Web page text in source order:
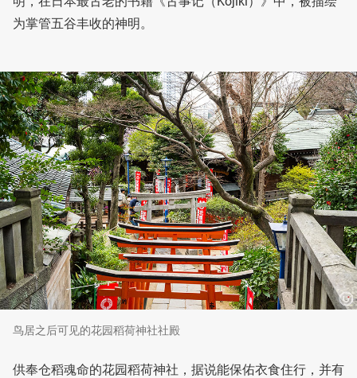
为掌管五谷丰收的神明。
鸟居之后可见的花园稻荷神社社殿
供奉仓稻魂命的花园稻荷神社，据说能保佑衣食住行，并有